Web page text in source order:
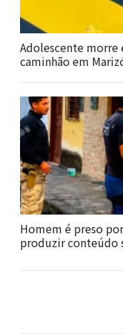
Adolescente
caminhão em
Homem é preso
produzir conteúdo